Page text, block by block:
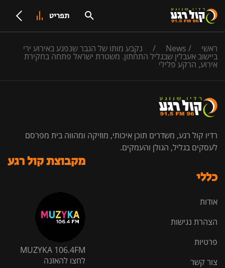
תפריט
ראשי /
News
/ נקבע מותו של הגבר שנפגע באירוע ירי
ביישוב אעבלין שבגליל התחתון. משטרת ישראל פתחה בחקירת
אירוע, הרקע פלילי
רדיו קול רגע, משדרים תוכן איכותי, מוזיקה ומהווה בית מפרסם
לעסקים בגליל, הגולן והעמקים.
כללי
אודות
הצהרת נגישות
פרטיות
צור קשר
מקבוצת קול רגע
MUZYKA 106.4FM
לחצו להאזנה